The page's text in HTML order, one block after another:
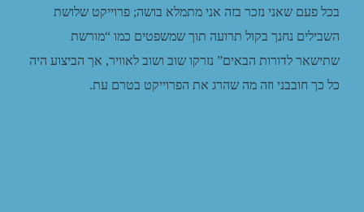
בכל פעם שאני נזכר בזה אני מתמלא בושה; פרוייקט שלושת
השבילים נחנך בקול תרועה תוך שמשפטים כמו “מורשת
שתישאר לדורות הבאים” נזרקו שוב ושוב לאוויר, אך הביצוע היה
כל כך חובבני וזה מה שהרג את הפרוייקט בטרם עת.